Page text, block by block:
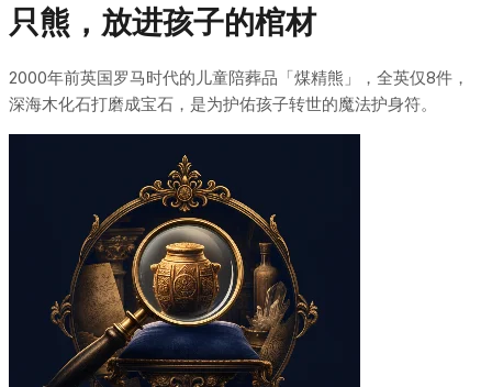
只熊，放进孩子的棺材
2000年前英国罗马时代的儿童陪葬品「煤精熊」，全英仅8件，
深海木化石打磨成宝石，是为护佑孩子转世的魔法护身符。